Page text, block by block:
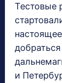
Тестовые
и